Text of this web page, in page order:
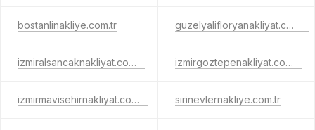
bostanlinakliye.com.tr guzelyalifloryanakliyat.com.tr
izmiralsancaknakliyat.com.tr izmirgoztepenakliyat.com.tr
izmirmavisehirnakliyat.com.tr sirinevlernakliye.com.tr